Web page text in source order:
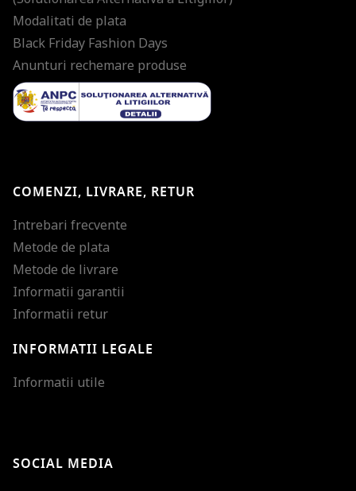
Modalitati de plata
Black Friday Fashion Days
Anunturi rechemare produse
COMENZI, LIVRARE, RETUR
Intrebari frecvente
Metode de plata
Metode de livrare
Informatii garantii
Informatii retur
INFORMATII LEGALE
Informatii utile
SOCIAL MEDIA